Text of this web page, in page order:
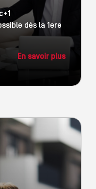
dès la 1ere
En savoir plus